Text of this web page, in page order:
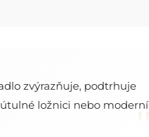
zvýrazňuje, podtrhuje
ložnici nebo moderní